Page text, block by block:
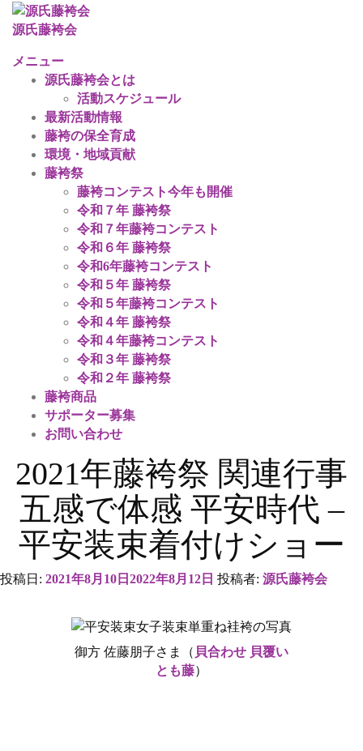
源氏藤袴会
メニュー
源氏藤袴会とは
活動スケジュール
最新活動情報
藤袴の保全育成
環境・地域貢献
藤袴祭
藤袴コンテスト今年も開催
令和７年 藤袴祭
令和７年藤袴コンテスト
令和６年 藤袴祭
令和6年藤袴コンテスト
令和５年 藤袴祭
令和５年藤袴コンテスト
令和４年 藤袴祭
令和４年藤袴コンテスト
令和３年 藤袴祭
令和２年 藤袴祭
藤袴商品
サポーター募集
お問い合わせ
2021年藤袴祭 関連行事
五感で体感 平安時代 –
平安装束着付けショー
投稿日: 2021年8月10日 2022年8月12日 投稿者: 源氏藤袴会
御方 佐藤朋子さま（ 貝合わせ 貝覆い
とも藤）